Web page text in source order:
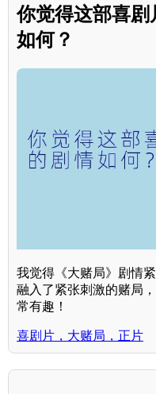
你觉得这部喜
如何？
我觉得《大赌局》剧情
融入了紧张刺激的赌局
常有趣！
喜剧片，大赌局，正片